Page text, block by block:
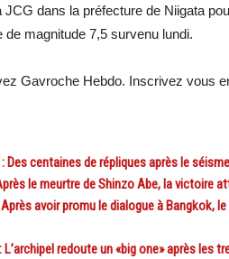
JCG dans la préfecture de Niigata
de magnitude 7,5 survenu lundi.
Gavroche Hebdo. Inscrivez vous
: Des centaines de répliques après le
le meurtre de Shinzo Abe, la victoire
Après avoir promu le dialogue à Bangkok,
L’archipel redoute un «big one» après les